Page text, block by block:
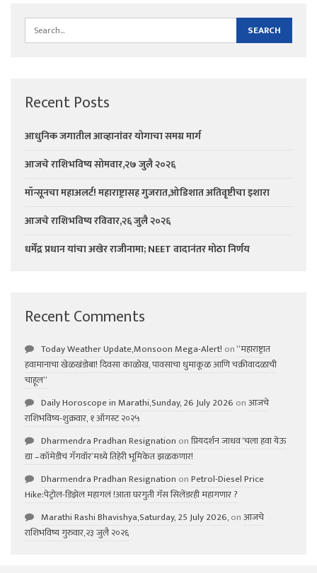
Recent Posts
आधुनिक जगातील आव्हानांवर योगाचा समग्र मार्ग
आजचे राशिभविष्य सोमवार,२७ जुलै २०२६
मॉन्सूनचा महाअलर्ट! महाराष्ट्रासह गुजरात,ओडिशात अतिवृष्टीचा इशारा
आजचे राशिभविष्य रविवार,२६ जुलै २०२६
धर्मेंद्र प्रधान यांचा अखेर राजीनामा; NEET वादानंतर मोठा निर्णय
Recent Comments
Today Weather Update,Monsoon Mega-Alert! on“महाराष्ट्रात
हवामानाचा खेळखंडोबा! दिवसा काळोख, पावसाचा धुमाकूळ आणि चक्रीवादळाची
चाहूल”
Daily Horoscope in Marathi,Sunday, 26 July 2026 onआजचे
राशिभविष्य-शुक्रवार, १ ऑगस्ट २०२५
Dharmendra Pradhan Resignation onप्रियदर्शन जाधव ‘चला हवा येऊ
द्या –कॉमेडीचं गॅंगवॉर’मध्ये तिहेरी भूमिकेत झळकणार!
Dharmendra Pradhan Resignation onPetrol-Diesel Price
Hike:पेट्रोल-डिझेल महागलं !आता घरगुती गॅस सिलेंडरही महागणार ?
Marathi Rashi Bhavishya,Saturday, 25 July 2026,onआजचे
राशिभविष्य गुरुवार,२३ जुलै २०२६